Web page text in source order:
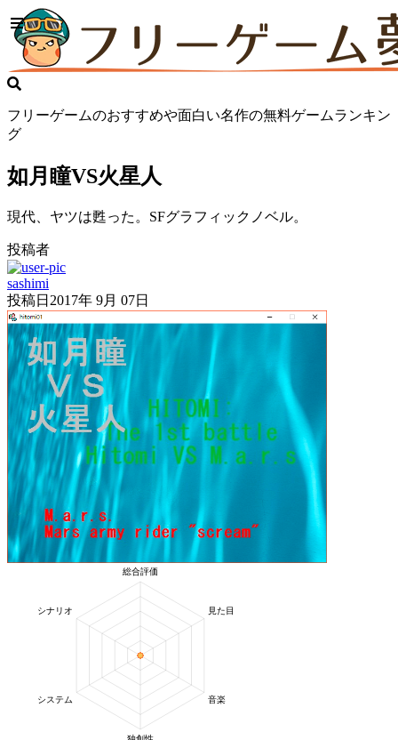
フリーゲームのおすすめや面白い名作の無料ゲームランキン
グ
如月瞳VS火星人
現代、ヤツは甦った。SFグラフィックノベル。
投稿者
sashimi
投稿日 2017年 9月 07日